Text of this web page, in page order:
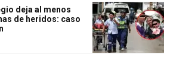
deja al menos
de heridos: caso